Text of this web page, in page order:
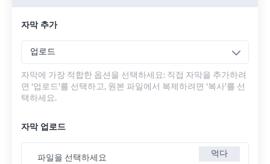
자막 추가
업로드
자막에 가장 적합한 옵션을 선택하세요: 직접 자막을 추가하려
면 '업로드'를 선택하고, 원본 파일에서 복제하려면 '복사'를 선
택하세요.
자막 업로드
파일을 선택하세요 먹다